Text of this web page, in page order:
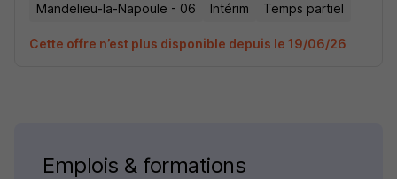
Mandelieu-la-Napoule - 06 Intérim Temps partiel
Cette offre n’est plus disponible depuis le 19/06/26
Emplois & formations